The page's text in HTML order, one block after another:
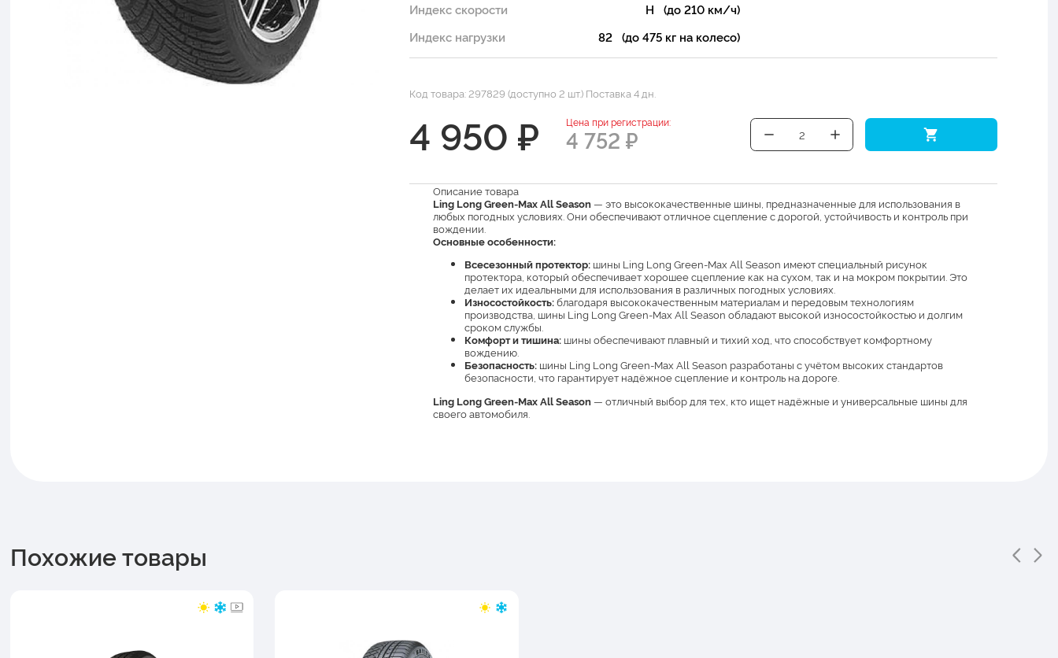
Индекс скорости
H (до 210 км/ч)
Индекс нагрузки
82 (до 475 кг на колесо)
Код товара: 297829 (доступно 2 шт.) Поставка 4 дн.
4 950 ₽ Цена при регистрации:
4 752 ₽
Описание товара
Ling Long Green-Max All Season— это высококачественные шины, предназначенные для использования в
любых погодных условиях. Они обеспечивают отличное сцепление с дорогой, устойчивость и контроль при
вождении.
Основные особенности:
Всесезонный протектор: шины Ling Long Green-Max All Season имеют специальный рисунок
протектора, который обеспечивает хорошее сцепление как на сухом, так и на мокром покрытии. Это
делает их идеальными для использования в различных погодных условиях.
Износостойкость:благодаря высококачественным материалам и передовым технологиям
производства, шины Ling Long Green-Max All Season обладают высокой износостойкостью и долгим
сроком службы.
Комфорт и тишина: шины обеспечивают плавный и тихий ход, что способствует комфортному
вождению.
Безопасность: шины Ling Long Green-Max All Season разработаны с учётом высоких стандартов
безопасности, что гарантирует надёжное сцепление и контроль на дороге.
Ling Long Green-Max All Season— отличный выбор для тех, кто ищет надёжные и универсальные шины для
своего автомобиля.
Похожие товары